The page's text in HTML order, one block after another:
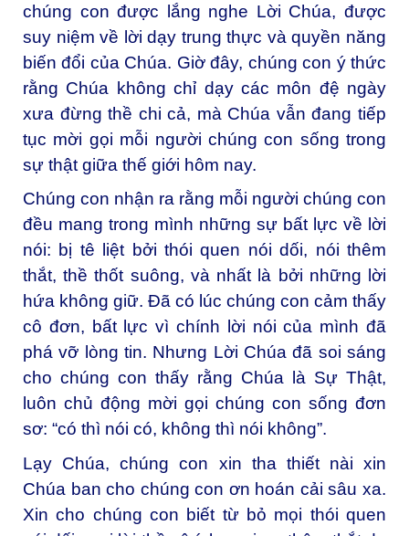
chúng con được lắng nghe Lời Chúa, được
suy niệm về lời dạy trung thực và quyền năng
biến đổi của Chúa. Giờ đây, chúng con ý thức
rằng Chúa không chỉ dạy các môn đệ ngày
xưa đừng thề chi cả, mà Chúa vẫn đang tiếp
tục mời gọi mỗi người chúng con sống trong
sự thật giữa thế giới hôm nay.
Chúng con nhận ra rằng mỗi người chúng con
đều mang trong mình những sự bất lực về lời
nói: bị tê liệt bởi thói quen nói dối, nói thêm
thắt, thề thốt suông, và nhất là bởi những lời
hứa không giữ. Đã có lúc chúng con cảm thấy
cô đơn, bất lực vì chính lời nói của mình đã
phá vỡ lòng tin. Nhưng Lời Chúa đã soi sáng
cho chúng con thấy rằng Chúa là Sự Thật,
luôn chủ động mời gọi chúng con sống đơn
sơ: “có thì nói có, không thì nói không”.
Lạy Chúa, chúng con xin tha thiết nài xin
Chúa ban cho chúng con ơn hoán cải sâu xa.
Xin cho chúng con biết từ bỏ mọi thói quen